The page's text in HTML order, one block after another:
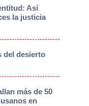
Así
la justicia
del desierto
más de 50
en